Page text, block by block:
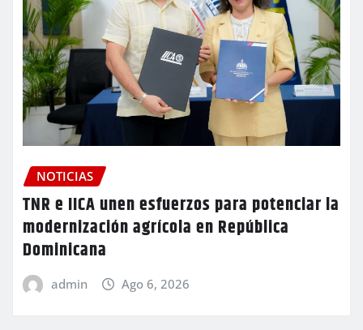
NOTICIAS
TNR e IICA unen esfuerzos para potenciar la
modernización agrícola en República
Dominicana
admin Ago 6, 2026